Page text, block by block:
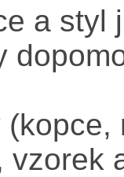
a styl
vzorek